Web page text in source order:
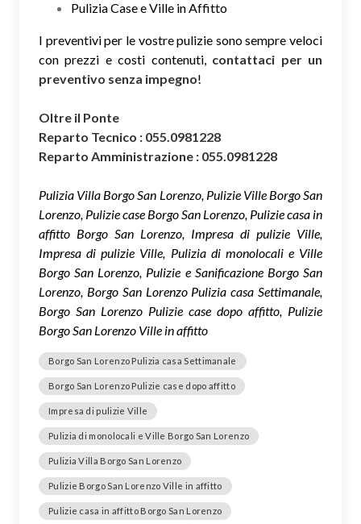
Pulizia Case e Ville in Affitto
I preventivi per le vostre pulizie sono sempre veloci
con prezzi e costi contenuti, contattaci per un
preventivo senza impegno!
Oltre il Ponte
Reparto Tecnico : 055.0981228
Reparto Amministrazione : 055.0981228
Pulizia Villa Borgo San Lorenzo, Pulizie Ville Borgo San
Lorenzo, Pulizie case Borgo San Lorenzo, Pulizie casa in
affitto Borgo San Lorenzo, Impresa di pulizie Ville,
Impresa di pulizie Ville, Pulizia di monolocali e Ville
Borgo San Lorenzo, Pulizie e Sanificazione Borgo San
Lorenzo, Borgo San Lorenzo Pulizia casa Settimanale,
Borgo San Lorenzo Pulizie case dopo affitto, Pulizie
Borgo San Lorenzo Ville in affitto
Borgo San Lorenzo Pulizia casa Settimanale
Borgo San Lorenzo Pulizie case dopo affitto
Impresa di pulizie Ville
Pulizia di monolocali e Ville Borgo San Lorenzo
Pulizia Villa Borgo San Lorenzo
Pulizie Borgo San Lorenzo Ville in affitto
Pulizie casa in affitto Borgo San Lorenzo